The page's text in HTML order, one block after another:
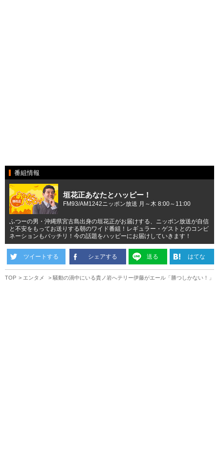
番組情報
垣花正あなたとハッピー！
FM93/AM1242ニッポン放送 月～木 8:00～11:00
ふつーの男・沖縄県宮古島出身の垣花正がお届けする、ニッポン放送が自信
と不安をもってお送りする朝のワイド番組！レギュラー・ゲストとのコンビ
ネーションもバッチリ！今の話題をハッピーにお届けしていきます！
ツイートする シェアする 送る はてな
TOP エンタメ 騒動の渦中にいる貴ノ岩へテリー伊藤がエール「勝つしかない！」